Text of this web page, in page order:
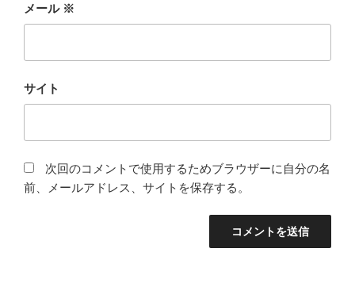
メール ※
サイト
次回のコメントで使用するためブラウザーに自分の名
前、メールアドレス、サイトを保存する。